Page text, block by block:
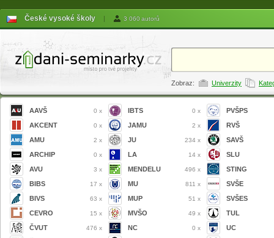
České vysoké školy | 3 060 autorů
Zobraz: Univerzity
AAVŠ 0 x
AKCENT 0 x
AMU 2 x
ARCHIP 0 x
AVU 3 x
BIBS 17 x
BIVS 63 x
CEVRO 15 x
ČVUT 476 x
IBTS 0 x
JAMU 2 x
JU 234 x
LA 14 x
MENDELU 496 x
MU 811 x
MUP 51 x
MVŠO 49 x
NC 0 x
PVŠPS
RVŠ
SAVŠ
SLU
STING
SVŠE
SVŠES
TUL
UC